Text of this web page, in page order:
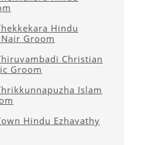
Hindu
Groom
Christian
Groom
Islam
Hindu Ezhavathy